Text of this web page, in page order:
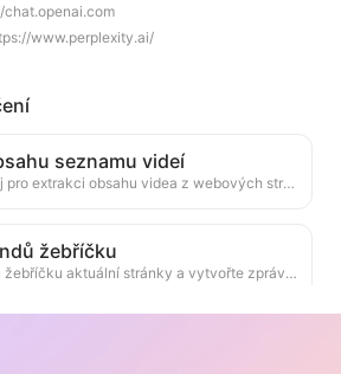
chat.openai.com
www.perplexity.ai/
seznamu videí
Efektivní nástroj pro extrakci obsahu videa z webových stránek, který dokáže rychle procházet webové stránky a uspořádat informace o videích do strukturované tabulky Markdown.
žebříčku
Analyzujte data žebříčku aktuální stránky a vytvořte zprávu o trendech. Identifikujte populární kategorie, rychle rostoucí typy produktů a nové technologie. Poskytněte okamžité tržní poznatky, které vám pomohou pochopit nejnovější trendy produktů a tržní směry.